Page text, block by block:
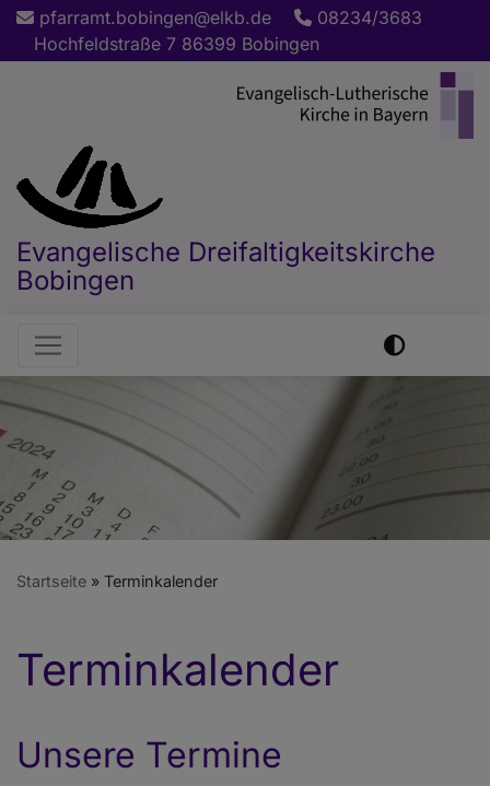
Direkt
Inhalt
pfarramt.bobingen@elkb.de
08234/3683
Hochfeldstraße 7 86399 Bobingen
Evangelische Dreifaltigkeitskirche
Bobingen
Hauptnavigation
Startseite Terminkalender
Terminkalender
Unsere Termine